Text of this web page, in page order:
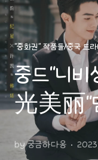
"중화권" 작품들/중국 드
중드"니
光美丽"
품소개,영
by 궁금하다옹